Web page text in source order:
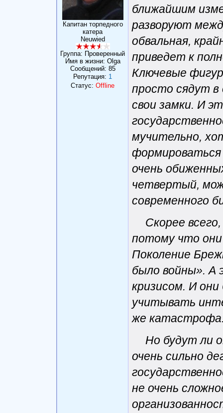
Капитан торпедного
катера
Neuwied
Группа: Проверенный
Имя в жизни: Olga
Сообщений: 85
Репутация: 1
Статус: Offline
ближайшим
разворуют
обвальная,
приведет к
Ключевые
просто сядут
свои замки. И
мучительно,
формироваться
очень
четвертый,
современного
Скорее
потому что
Поколение
было войны». А
кризисом. И
учитывать
же
Но будут ли
очень сильно
не очень